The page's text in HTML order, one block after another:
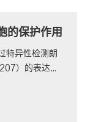
的保护作用
特异性检测朗
）的表达与